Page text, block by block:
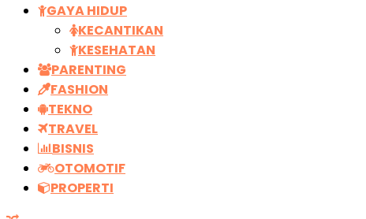
GAYA HIDUP
KECANTIKAN
KESEHATAN
PARENTING
FASHION
TEKNO
TRAVEL
BISNIS
OTOMOTIF
PROPERTI